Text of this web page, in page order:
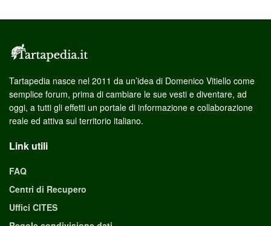
Tartapedia nasce nel 2011 da un’idea di Domenico Vitiello come
semplice forum, prima di cambiare le sue vesti e diventare, ad
oggi, a tutti gli effetti un portale di informazione e collaborazione
reale ed attiva sul territorio italiano.
Link utili
FAQ
Centri di Recupero
Uffici CITES